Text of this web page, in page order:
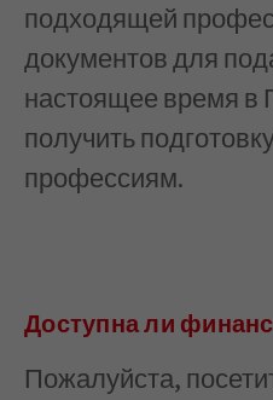
подходящей
документов для
настоящее время в
получить
профессиям.
Доступна ли
Пожалуйста,